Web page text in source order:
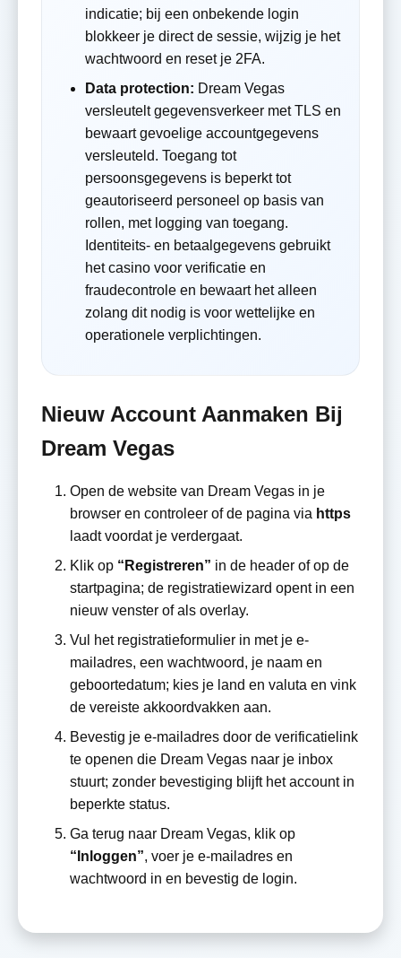
indicatie; bij een onbekende login
blokkeer je direct de sessie, wijzig je het
wachtwoord en reset je 2FA.
Data protection: Dream Vegas
versleutelt gegevensverkeer met TLS en
bewaart gevoelige accountgegevens
versleuteld. Toegang tot
persoonsgegevens is beperkt tot
geautoriseerd personeel op basis van
rollen, met logging van toegang.
Identiteits- en betaalgegevens gebruikt
het casino voor verificatie en
fraudecontrole en bewaart het alleen
zolang dit nodig is voor wettelijke en
operationele verplichtingen.
Nieuw Account Aanmaken Bij
Dream Vegas
Open de website van Dream Vegas in je
browser en controleer of de pagina via https
laadt voordat je verdergaat.
Klik op “Registreren” in de header of op de
startpagina; de registratiewizard opent in een
nieuw venster of als overlay.
Vul het registratieformulier in met je e-
mailadres, een wachtwoord, je naam en
geboortedatum; kies je land en valuta en vink
de vereiste akkoordvakken aan.
Bevestig je e-mailadres door de verificatielink
te openen die Dream Vegas naar je inbox
stuurt; zonder bevestiging blijft het account in
beperkte status.
Ga terug naar Dream Vegas, klik op
“Inloggen”, voer je e-mailadres en
wachtwoord in en bevestig de login.